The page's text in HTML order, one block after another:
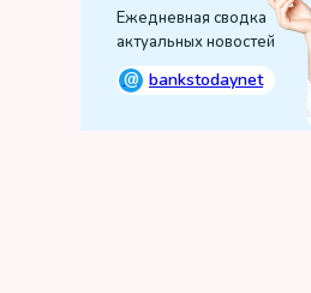
Ежедневная сводка
актуальных новостей
@ bankstodaynet